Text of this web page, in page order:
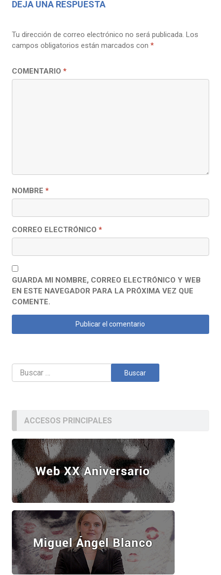
DEJA UNA RESPUESTA
Tu dirección de correo electrónico no será publicada. Los
campos obligatorios están marcados con *
COMENTARIO *
NOMBRE *
CORREO ELECTRÓNICO *
GUARDA MI NOMBRE, CORREO ELECTRÓNICO Y WEB
EN ESTE NAVEGADOR PARA LA PRÓXIMA VEZ QUE
COMENTE.
Buscar:
ACCESOS PRINCIPALES